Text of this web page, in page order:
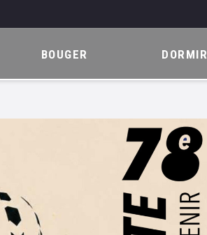
BOUGER DORMIR